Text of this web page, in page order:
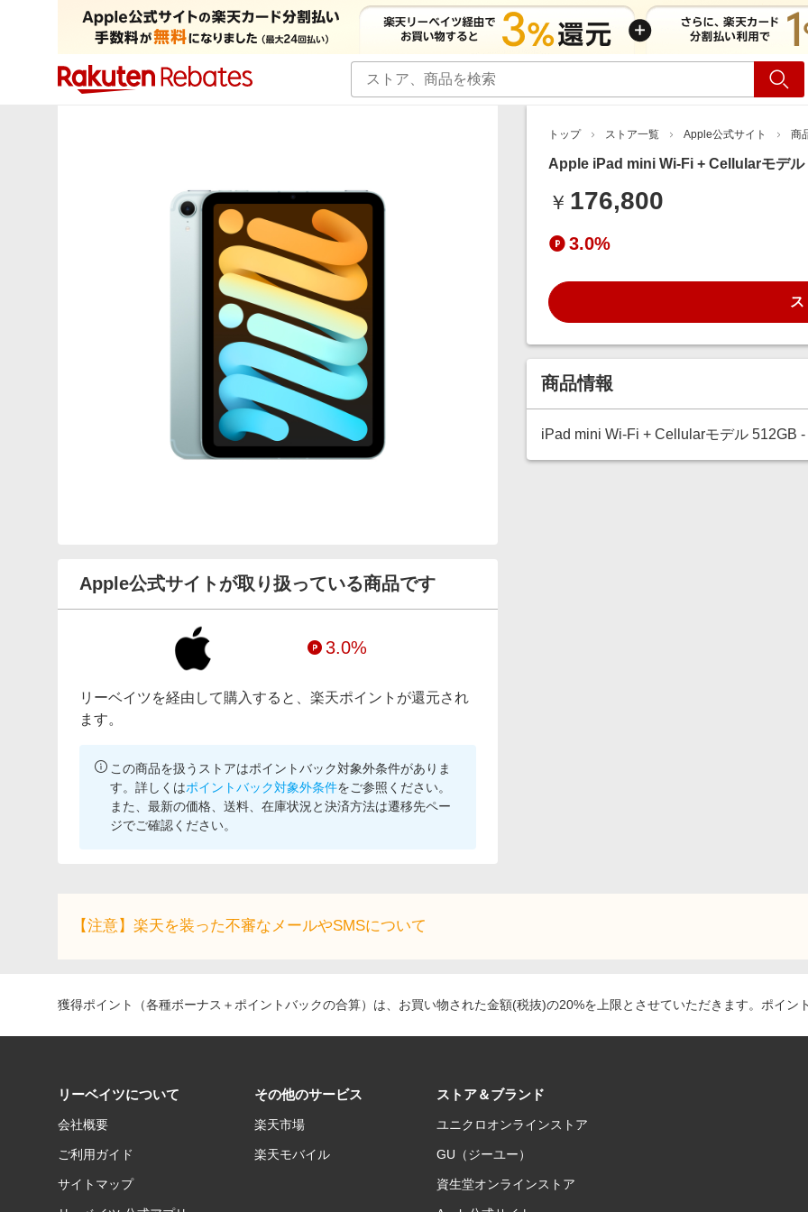
Apple公式サイトが取り扱っている商品です
3.0%
リーベイツを経由して購入すると、楽天ポイントが還元され
ます。
この商品を扱うストアはポイントバック対象外条件がありま
す。詳しくはポイントバック対象外条件をご参照ください。
また、最新の価格、送料、在庫状況と決済方法は遷移先ペー
ジでご確認ください。
トップ ストア一覧 Apple公式サイト 商
Apple iPad mini Wi‑Fi + Cellularモデル
￥ 176,800
3.0%
商品情報
iPad mini Wi‑Fi + Cellularモデル 512GB
【注意】楽天を装った不審なメールやSMSについて
獲得ポイント（各種ボーナス＋ポイントバックの合算）は、お買い物された金額(税抜)の20%を上限とさせていただきます。ポイン
リーベイツについて
会社概要
ご利用ガイド
サイトマップ
その他のサービス
楽天市場
楽天モバイル
ストア＆ブランド
ユニクロオンラインストア
GU（ジーユー）
資生堂オンラインストア